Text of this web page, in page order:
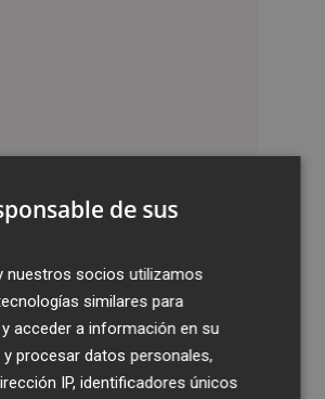
de sus
nuestros socios utilizamos
similares para
acceder a información en su
procesar datos personales,
IP, identificadores únicos